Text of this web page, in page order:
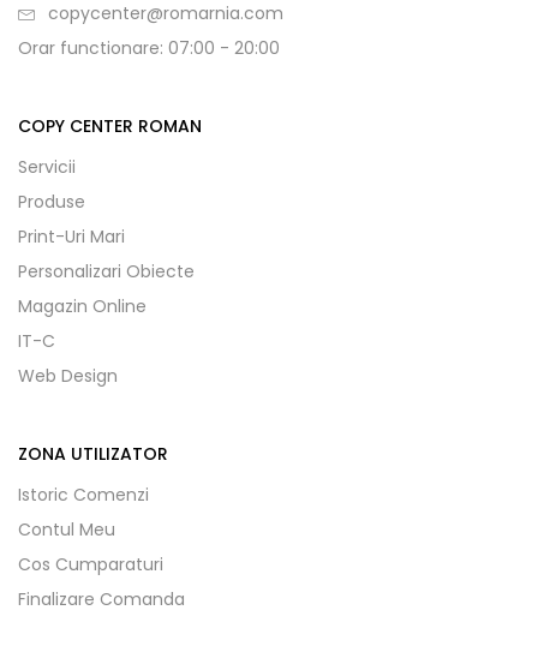
copycenter@romarnia.com
Orar functionare: 07:00 - 20:00
COPY CENTER ROMAN
Servicii
Produse
Print-Uri Mari
Personalizari Obiecte
Magazin Online
IT-C
Web Design
ZONA UTILIZATOR
Istoric Comenzi
Contul Meu
Cos Cumparaturi
Finalizare Comanda